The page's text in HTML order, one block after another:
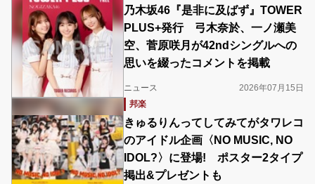
乃木坂46『是非に及ばず』TOWER
PLUS+発行 弓木奈於、一ノ瀬美
空、菅原咲月が42ndシングルへの
思いを綴ったコメントを掲載
ニュース
2026年07月15日
邦楽
きゅるりんってしてみてがタワレコ
のアイドル企画〈NO MUSIC, NO
IDOL?〉に登場! ポスター2タイプ
掲出&プレゼントも